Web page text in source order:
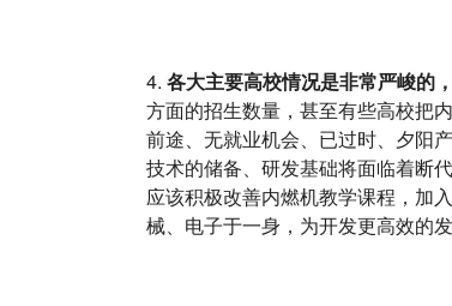
4. 各大主要高校情况是非常严峻的，
方面的招生数量，甚至有些高校把
前途、无就业机会、已过时、夕阳
技术的储备、研发基础将面临着断
应该积极改善内燃机教学课程，加
械、电子于一身，为开发更高效的